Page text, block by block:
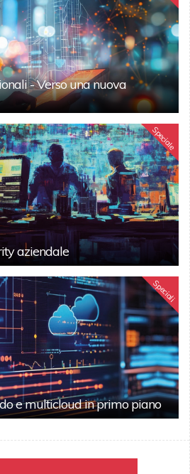
- Verso una nuova
Speciale
aziendale
Speciali
e multicloud in primo piano